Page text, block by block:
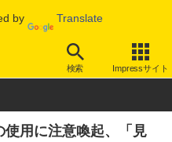
by Translate
検索 Impressサイト
その他
用に注意喚起、「見